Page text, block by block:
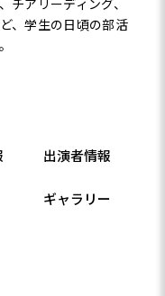
、学生の日頃の部活
出演者情報
ギャラリー